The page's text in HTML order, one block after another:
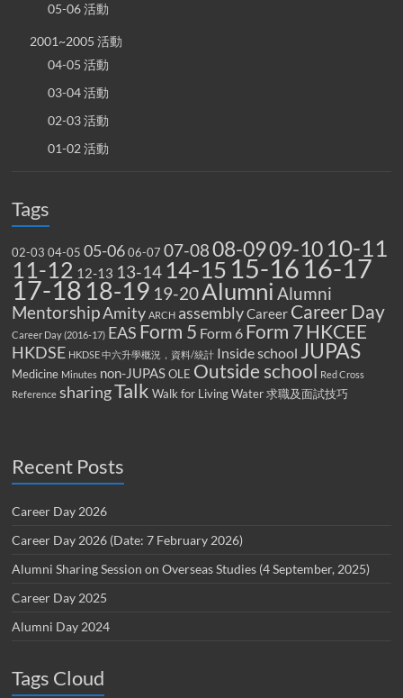
05-06 活動
2001~2005 活動
04-05 活動
03-04 活動
02-03 活動
01-02 活動
Tags
02-03 04-05 05-06 06-07 07-0808-0909-10 10-11
11-12 12-13 13-14 14-15 15-16 16-17
17-18 18-19 19-20Alumni Alumni
MentorshipAmity ARCH assemblyCareer Career Day
Career Day (2016-17) EAS Form 5 Form 6 Form 7HKCEE
HKDSE HKDSE 中六升學概況，資料/統計 Inside school JUPAS
Medicine Minutes non-JUPAS OLE Outside school
Red Cross
Reference sharingTalk Walk for Living Water 求職及面試技巧
Recent Posts
Career Day 2026
Career Day 2026 (Date: 7 February 2026)
Alumni Sharing Session on Overseas Studies (4 September, 2025)
Career Day 2025
Alumni Day 2024
Tags Cloud